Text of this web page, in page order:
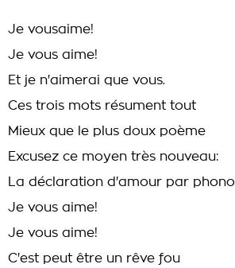
Je vousaime!
Je vous aime!
Et je n'aimerai que vous.
Ces trois mots résument tout
Mieux que le plus doux poème
Excusez ce moyen très nouveau:
La déclaration d'amour par phono
Je vous aime!
Je vous aime!
C'est peut être un rêve fou